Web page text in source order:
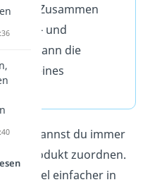
. Zusammen
Einzel- und
dann die
eines
kannst du immer
Produkt zuordnen.
sie viel einfacher in